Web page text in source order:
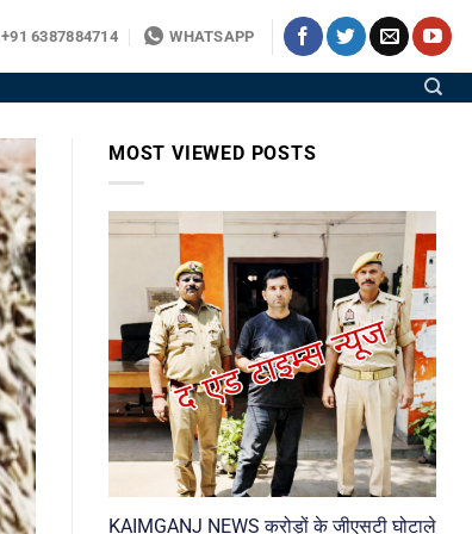
+91 6387884714 WHATSAPP
MOST VIEWED POSTS
KAIMGANJ NEWS करोड़ों के जीएसटी घोटाले